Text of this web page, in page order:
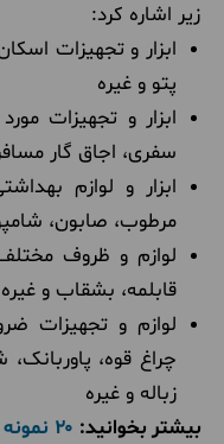
زیر اشاره کرد:
ابزار و تجهیزات
پتو و غیره
ابزار و تجهیزات
سفری، اجاق گار
ابزار و لوازم
مرطوب، صابون،
لوازم و ظروف
قابلمه، بشقاب و غیره
لوازم و تجهیزات
چراغ قوه،‌
زباله و غیره
بیشتر بخوانید: ۲۰ نمونه از زیباترین جاهای دیدنی گیلان